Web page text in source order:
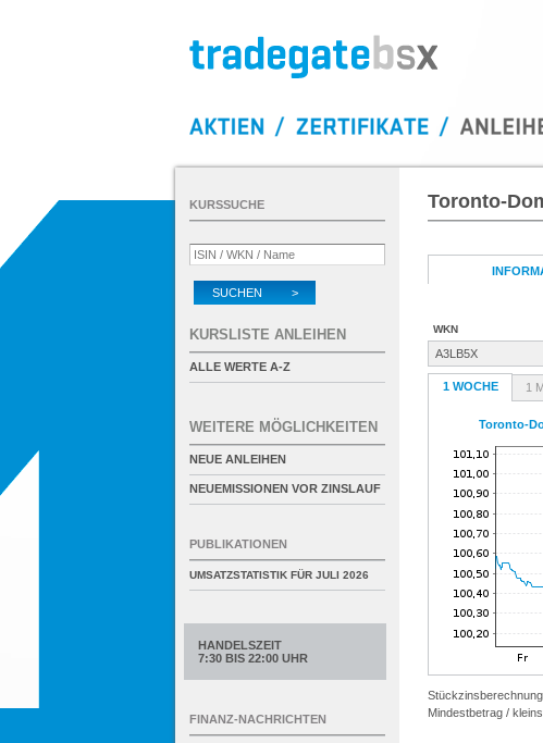
Toronto-
WKN
A3LB5X
1 WOCHE 1
Toronto-
Mindestbetrag /
KURSSUCHE
SUCHEN >
KURSLISTE ANLEIHEN
ALLE WERTE A-Z
WEITERE MÖGLICHKEITEN
NEUE ANLEIHEN
NEUEMISSIONEN VOR ZINSLAUF
PUBLIKATIONEN
UMSATZSTATISTIK FÜR JULI 2026
HANDELSZEIT
7:30 BIS 22:00 UHR
FINANZ-NACHRICHTEN